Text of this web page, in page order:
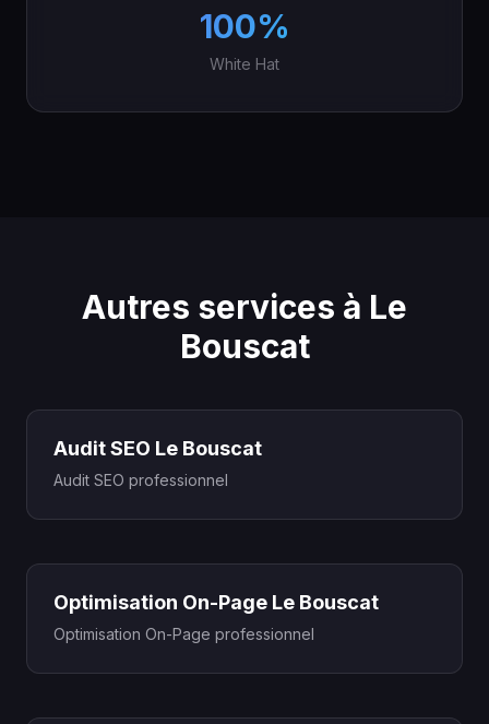
100%
White Hat
Autres services à Le
Bouscat
Audit SEO Le Bouscat
Audit SEO professionnel
Optimisation On-Page Le Bouscat
Optimisation On-Page professionnel